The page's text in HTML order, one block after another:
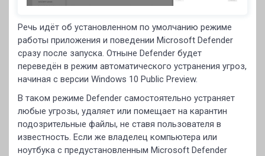
Речь идёт об установленном по умолчанию режиме
работы приложения и поведении Microsoft Defender
сразу после запуска. Отныне Defender будет
переведён в режим автоматического устранения угроз,
начиная с версии Windows 10 Public Preview.
В таком режиме Defender самостоятельно устраняет
любые угрозы, удаляет или помещает на карантин
подозрительные файлы, не ставя пользователя в
известность. Если же владелец компьютера или
ноутбука с предустановленным Microsoft Defender